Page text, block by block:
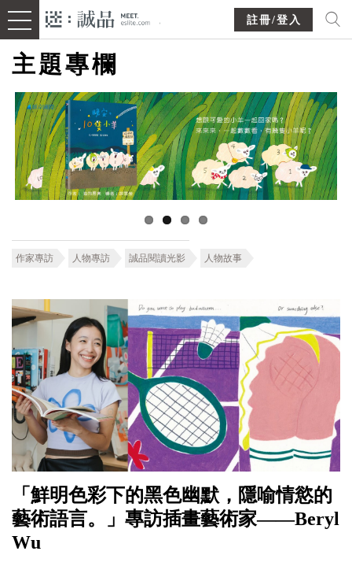
註冊/登入
主題專欄
作家專訪 人物專訪 誠品閱讀光影 人物故事
「鮮明色彩下的黑色幽默，隱喻情慾的
藝術語言。」專訪插畫藝術家——Beryl
Wu